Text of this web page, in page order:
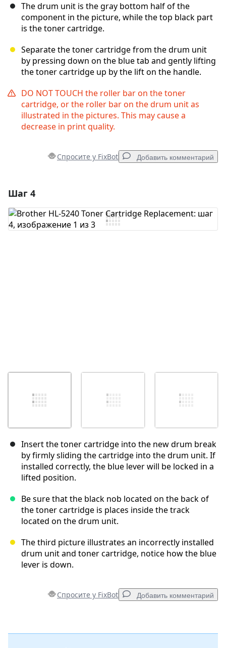
The drum unit is the gray bottom half of the
component in the picture, while the top black part
is the toner cartridge.
Separate the toner cartridge from the drum unit
by pressing down on the blue tab and gently lifting
the toner cartridge up by the lift on the handle.
DO NOT TOUCH the roller bar on the toner
cartridge, or the roller bar on the drum unit as
illustrated in the pictures. This may cause a
decrease in print quality.
Спросите у FixBot Добавить комментарий
Добавить комментарий
Шаг 4
Insert the toner cartridge into the new drum break
by firmly sliding the cartridge into the drum unit. If
installed correctly, the blue lever will be locked in a
lifted position.
Be sure that the black nob located on the back of
the toner cartridge is places inside the track
located on the drum unit.
The third picture illustrates an incorrectly installed
drum unit and toner cartridge, notice how the blue
lever is down.
Спросите у FixBot Добавить комментарий